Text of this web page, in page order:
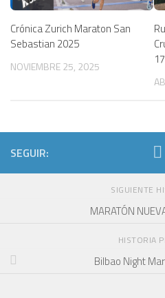
Crónica Zurich Maraton San
Sebastian 2025
NOVIEMBRE 25, 2025
SEGUIR:
SIGUIENTE
MARATÓN
HISTORIA
Bilbao Night